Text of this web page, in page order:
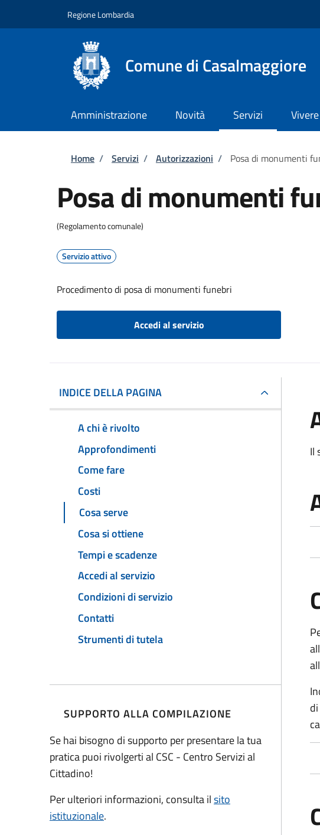
Regione Lombardia
Comune di Casalmaggiore
Amministrazione Novità Servizi
Briciole di pane
Home / Servizi / Autorizzazioni / Posa di monumenti
Posa di monumenti
(Regolamento comunale)
Servizio attivo
Procedimento di posa di monumenti funebri
Accedi al servizio
INDICE DELLA PAGINA
A chi è rivolto
Approfondimenti
Come fare
Costi
Cosa serve
Cosa si ottiene
Tempi e scadenze
Accedi al servizio
Condizioni di servizio
Contatti
Strumenti di tutela
SUPPORTO ALLA COMPILAZIONE
Se hai bisogno di supporto per presentare la tua
pratica puoi rivolgerti al CSC - Centro Servizi al
Cittadino!
Per ulteriori informazioni, consulta ilsito
istituzionale.
Il